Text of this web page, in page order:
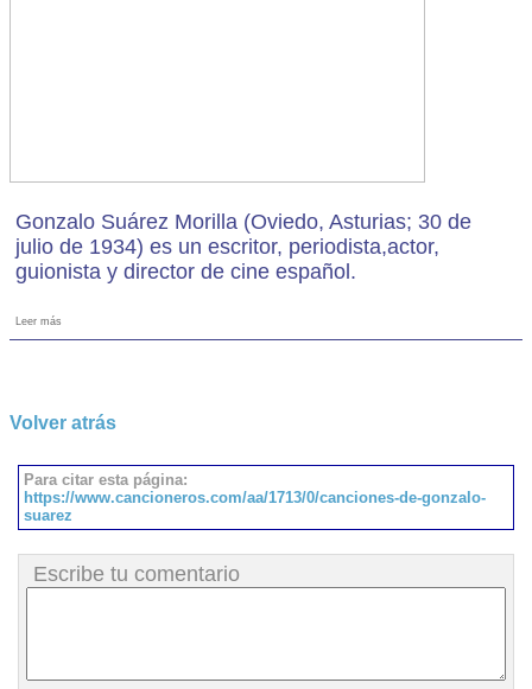
Gonzalo Suárez Morilla (Oviedo, Asturias; 30 de
julio de 1934) es un escritor, periodista,actor,
guionista y director de cine español.
Leer más
Volver atrás
Para citar esta página:
https://www.cancioneros.com/aa/1713/0/canciones-de-gonzalo-
suarez
Escribe tu comentario